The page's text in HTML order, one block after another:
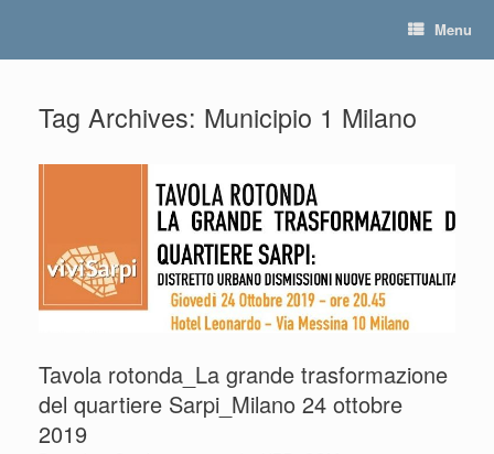
Menu
Tag Archives: Municipio 1 Milano
Tavola rotonda_La grande trasformazione
del quartiere Sarpi_Milano 24 ottobre
2019